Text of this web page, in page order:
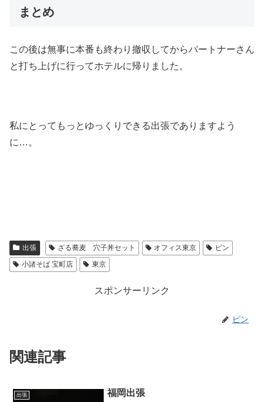
まとめ
この後は無事に本番も終わり撤収してからパートナーさん
と打ち上げに行ってホテルに帰りました。
私にとってもっとゆっくりできる出張でありますよう
に…。
出張 ざる蕎麦 穴子丼セット オフィス東京
ピン
小諸そば 宝町店
東京
スポンサーリンク
ピン
関連記事
出張 福岡出張